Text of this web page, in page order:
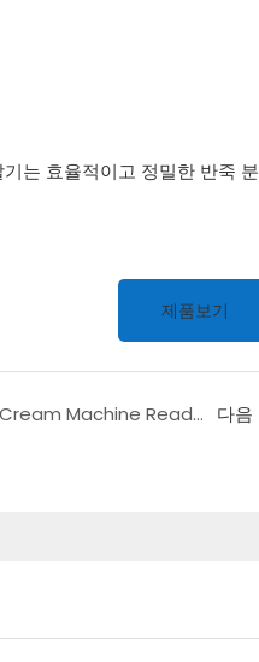
는 효율적이고 정밀한 반죽 분
제품보기
Daily delivery HAUTUBER Ice Cream Machine Ready to Ship, Bringing You Refreshing Delights! 다음